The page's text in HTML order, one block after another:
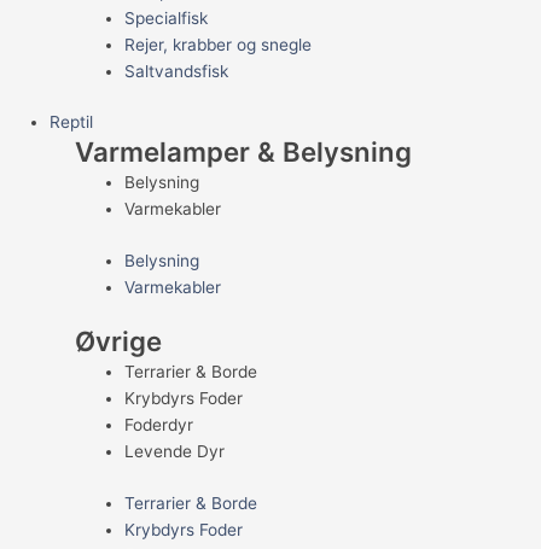
Specialfisk
Rejer, krabber og snegle
Saltvandsfisk
Reptil
Varmelamper & Belysning
Belysning
Varmekabler
Belysning
Varmekabler
Øvrige
Terrarier & Borde
Krybdyrs Foder
Foderdyr
Levende Dyr
Terrarier & Borde
Krybdyrs Foder